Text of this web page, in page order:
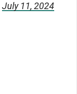
July 11, 2024